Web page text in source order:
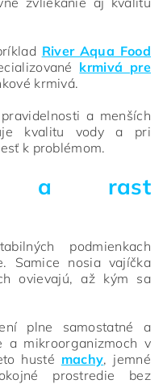
River Aqua Food
krmivá pre
krmivá.
a menších
kvalitu vody a pri
k problémom.
a rast
podmienkach
Samice nosia vajíčka
ovievajú, až kým sa
plne samostatné a
a mikroorganizmoch v
husté machy, jemné
prostredie bez